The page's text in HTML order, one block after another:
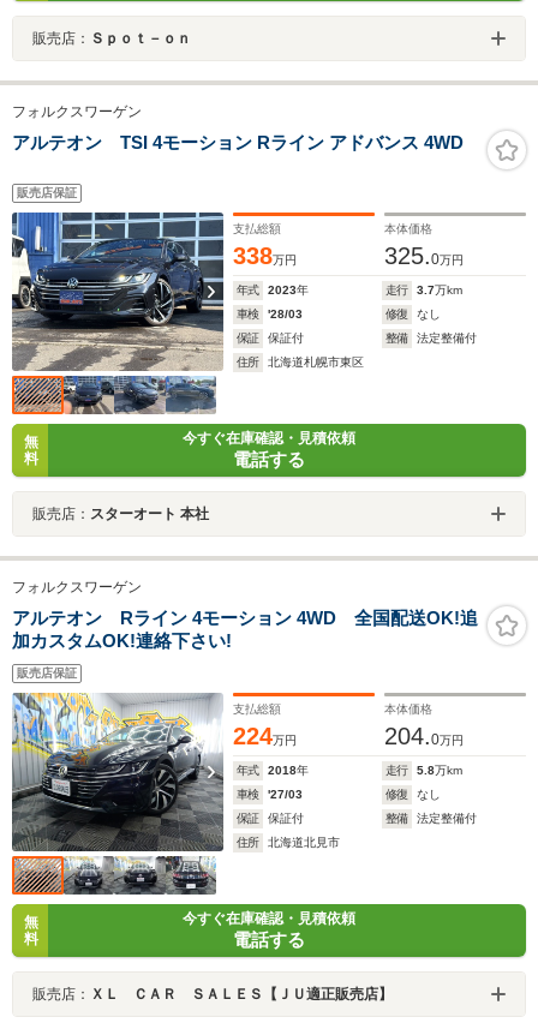
販売店： Ｓｐｏｔ－ｏｎ
フォルクスワーゲン
アルテオン TSI 4モーション Rライン アドバンス 4WD
販売店保証
支払総額
338万円
本体価格
325.0万円
年式 2023年 走行 3.7万km
車検
'28/03 修復
なし
保証
保証付 整備
法定整備付
住所
北海道札幌市東区
無
料
今すぐ在庫確認・見積依頼
電話する
販売店： スターオート 本社
フォルクスワーゲン
アルテオン Rライン 4モーション 4WD 全国配送OK!追
加カスタムOK!連絡下さい!
販売店保証
支払総額
224万円
本体価格
204.0万円
年式 2018年 走行 5.8万km
車検
'27/03 修復
なし
保証
保証付 整備
法定整備付
住所
北海道北見市
無
料
今すぐ在庫確認・見積依頼
電話する
販売店： ＸＬ ＣＡＲ ＳＡＬＥＳ【ＪＵ適正販売店】